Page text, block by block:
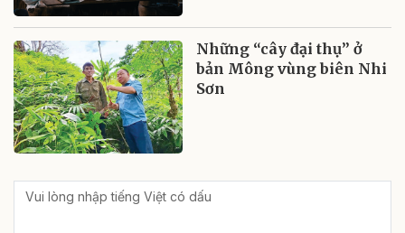
Những “cây đại thụ” ở
bản Mông vùng biên Nhi
Sơn